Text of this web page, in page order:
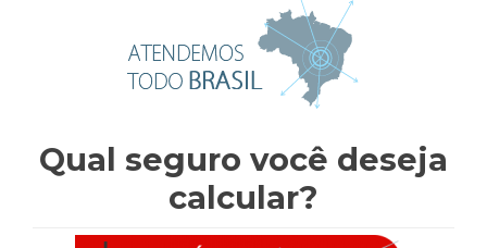
Qual seguro você deseja
calcular?